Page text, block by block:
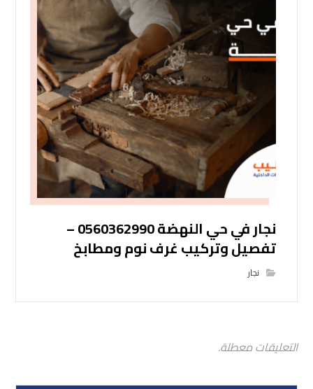
نجار في حي النهضة 0560362990 –
تفصيل وتركيب غرف نوم ومطابخ
نجار
التعليقات معطلة.